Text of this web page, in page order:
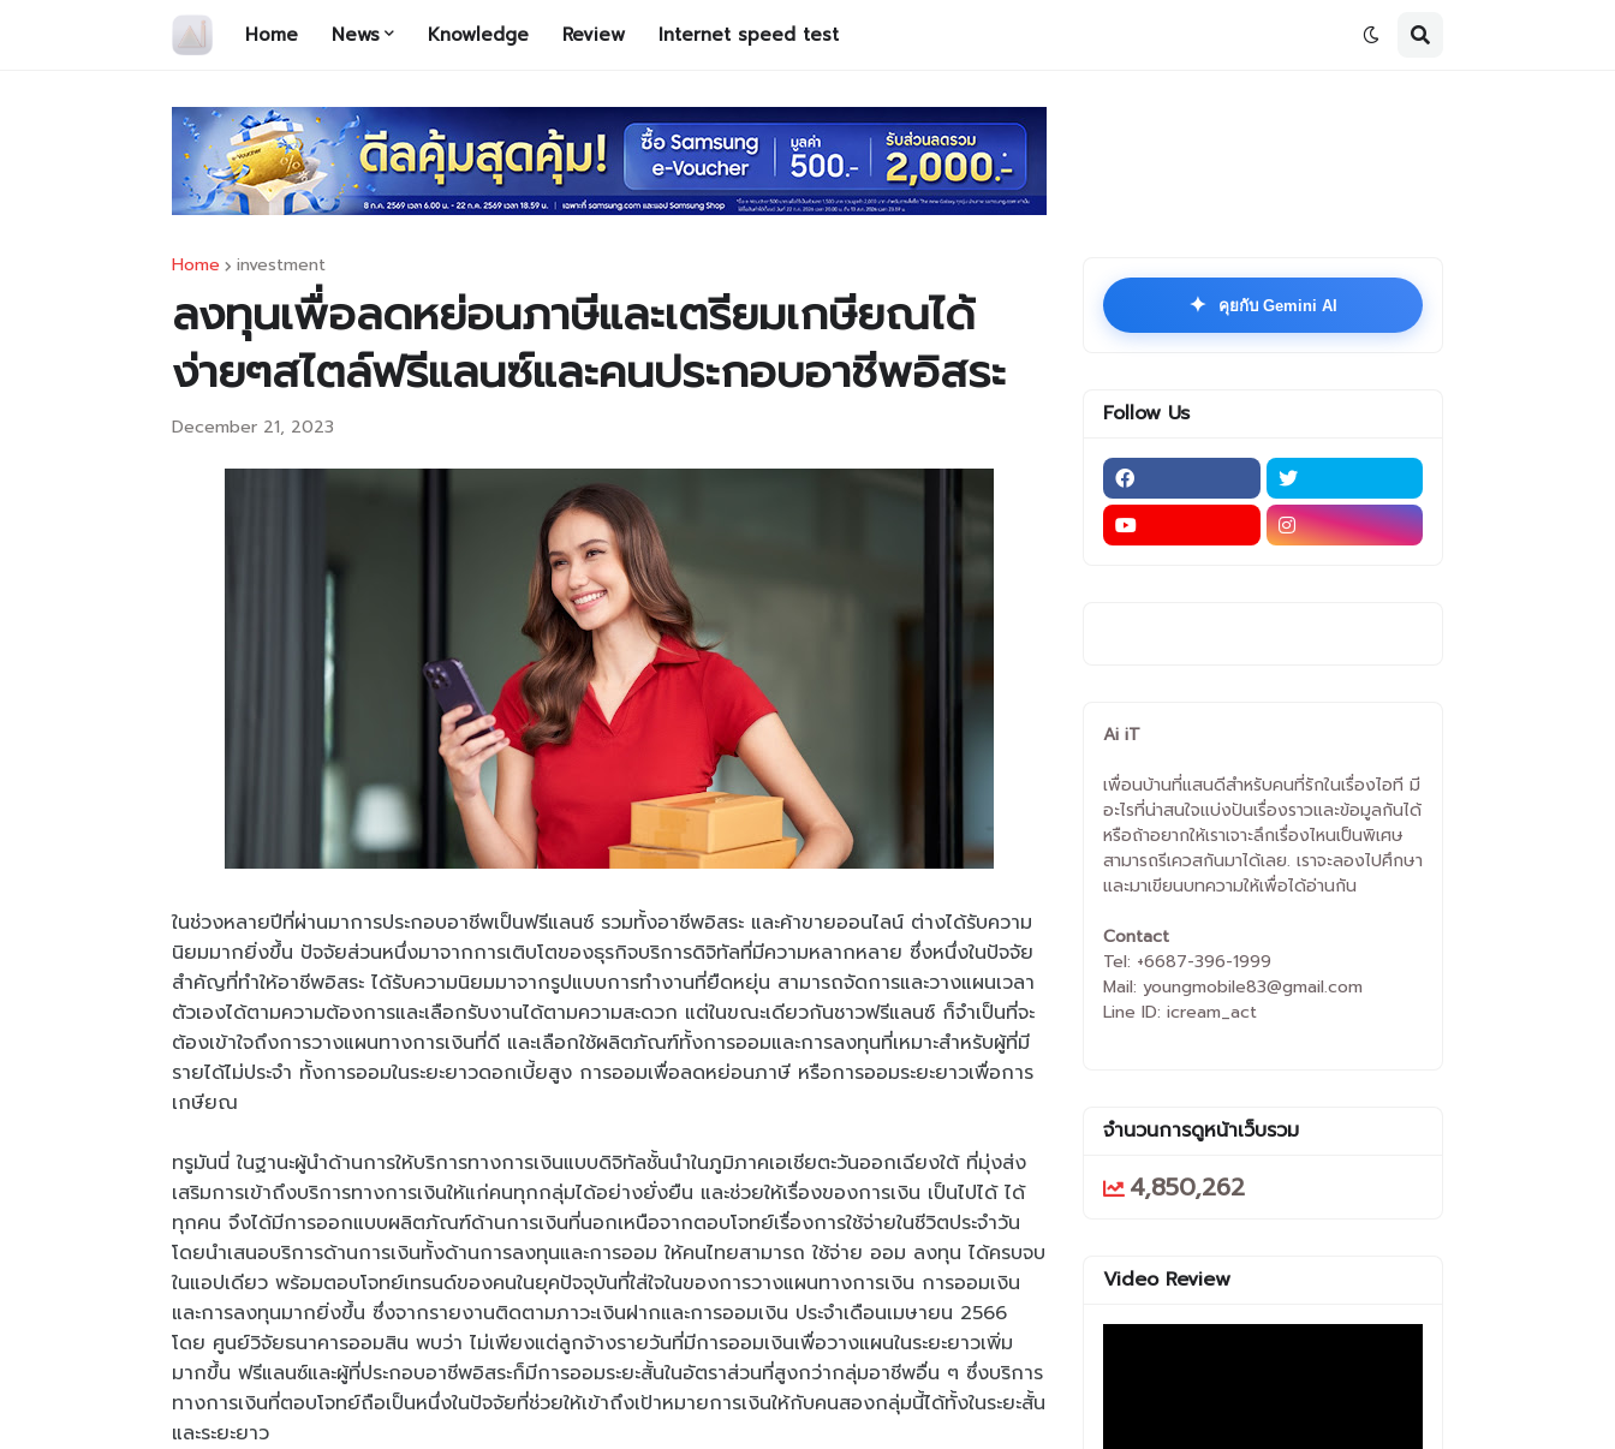
Home News Knowledge Review Internet speed test
Home investment
ลงทุนเพื่อลดหย่อนภาษีและเตรียมเกษียณได้
ง่ายๆสไตล์ฟรีแลนซ์และคนประกอบอาชีพอิสระ
December 21, 2023
ในช่วงหลายปีที่ผ่านมาการประกอบอาชีพเป็นฟรีแลนซ์ รวมทั้งอาชีพอิสระ และค้าขายออนไลน์ ต่างได้รับความ
นิยมมากยิ่งขึ้น ปัจจัยส่วนหนึ่งมาจากการเติบโตของธุรกิจบริการดิจิทัลที่มีความหลากหลาย ซึ่งหนึ่งในปัจจัย
สำคัญที่ทำให้อาชีพอิสระ ได้รับความนิยมมาจากรูปแบบการทำงานที่ยืดหยุ่น สามารถจัดการและวางแผนเวลา
ตัวเองได้ตามความต้องการและเลือกรับงานได้ตามความสะดวก แต่ในขณะเดียวกันชาวฟรีแลนซ์ ก็จำเป็นที่จะ
ต้องเข้าใจถึงการวางแผนทางการเงินที่ดี และเลือกใช้ผลิตภัณฑ์ทั้งการออมและการลงทุนที่เหมาะสำหรับผู้ที่มี
รายได้ไม่ประจำ ทั้งการออมในระยะยาวดอกเบี้ยสูง การออมเพื่อลดหย่อนภาษี หรือการออมระยะยาวเพื่อการ
เกษียณ
ทรูมันนี่ ในฐานะผู้นำด้านการให้บริการทางการเงินแบบดิจิทัลชั้นนำในภูมิภาคเอเชียตะวันออกเฉียงใต้ ที่มุ่งส่ง
เสริมการเข้าถึงบริการทางการเงินให้แก่คนทุกกลุ่มได้อย่างยั่งยืน และช่วยให้เรื่องของการเงิน เป็นไปได้ ได้
ทุกคน จึงได้มีการออกแบบผลิตภัณฑ์ด้านการเงินที่นอกเหนือจากตอบโจทย์เรื่องการใช้จ่ายในชีวิตประจำวัน
โดยนำเสนอบริการด้านการเงินทั้งด้านการลงทุนและการออม ให้คนไทยสามารถ ใช้จ่าย ออม ลงทุน ได้ครบจบ
ในแอปเดียว พร้อมตอบโจทย์เทรนด์ของคนในยุคปัจจุบันที่ใส่ใจในของการวางแผนทางการเงิน การออมเงิน
และการลงทุนมากยิ่งขึ้น ซึ่งจากรายงานติดตามภาวะเงินฝากและการออมเงิน ประจำเดือนเมษายน 2566
โดย ศูนย์วิจัยธนาคารออมสิน พบว่า ไม่เพียงแต่ลูกจ้างรายวันที่มีการออมเงินเพื่อวางแผนในระยะยาวเพิ่ม
มากขึ้น ฟรีแลนซ์และผู้ที่ประกอบอาชีพอิสระก็มีการออมระยะสั้นในอัตราส่วนที่สูงกว่ากลุ่มอาชีพอื่น ๆ ซึ่งบริการ
ทางการเงินที่ตอบโจทย์ถือเป็นหนึ่งในปัจจัยที่ช่วยให้เข้าถึงเป้าหมายการเงินให้กับคนสองกลุ่มนี้ได้ทั้งในระยะสั้น
และระยะยาว
✦ คุยกับ Gemini AI
Follow Us
Ai iT
เพื่อนบ้านที่แสนดีสำหรับคนที่รักในเรื่องไอที มี
อะไรที่น่าสนใจแบ่งปันเรื่องราวและข้อมูลกันได้
หรือถ้าอยากให้เราเจาะลึกเรื่องไหนเป็นพิเศษ
สามารถรีเควสกันมาได้เลย. เราจะลองไปศึกษา
และมาเขียนบทความให้เพื่อได้อ่านกัน
Contact
Tel: +6687-396-1999
Mail: youngmobile83@gmail.com
Line ID: icream_act
จำนวนการดูหน้าเว็บรวม
4,850,262
Video Review